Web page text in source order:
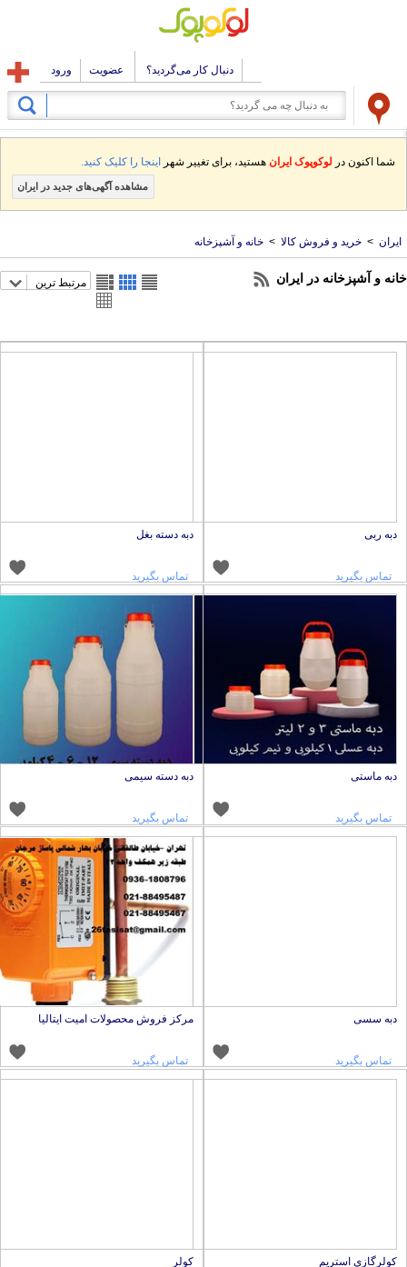
دنبال کار می‌گردید؟ عضویت ورود
شما اکنون در لوکوپوک ایرانهستید، برای تغییر شهراینجا را کلیک کنید.
مشاهده آگهی‌های جدید در ایران
> خرید و فروش کالا > خانه و آشپزخانه
و آشپزخانه در ایران مرتبط ترین
دبه ربی
تماس بگیرید
دبه دسته بغل
تماس بگیرید
دبه ماستی
تماس بگیرید
دبه دسته سیمی
تماس بگیرید
دبه سسی
تماس بگیرید
مرکز فروش محصولات امیت ایتالیا
تماس بگیرید
کولرگازی استریم کولر